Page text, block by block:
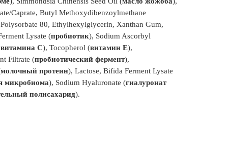
Caprate, Butyl Methoxydibenzoylmethane
80, Ethylhexylglycerin, Xanthan Gum,
Lysate (пробиотик), Sodium Ascorbyl
C), Tocopherol (витамин Е),
Filtrate (пробиотический фермент),
молочный протеин), Lactose, Bifida Ferment Lysate
микробиома), Sodium Hyaluronate (гиалуронат
полисахарид).